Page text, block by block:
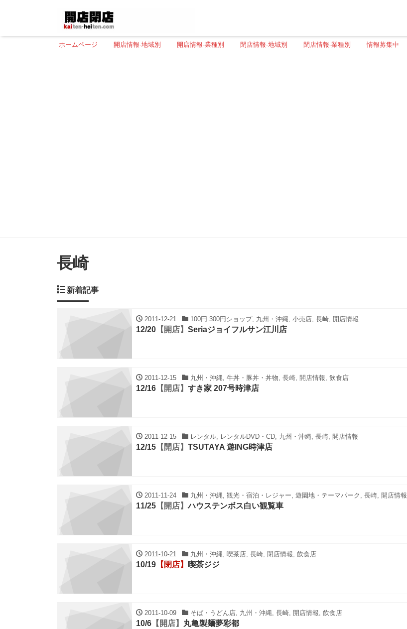
ホームページ 開店情報-地域別 開店情報-業種別 閉店情報-地域別 閉店情報-業種別 情報募集中
長崎
新着記事
2011-12-21 100円.300円ショップ, 九州・沖縄, 小売店, 長崎, 開店情報
12/20 【開店】 Seriaジョイフルサン江川店
2011-12-15 九州・沖縄, 牛丼・豚丼・丼物, 長崎, 開店情報, 飲食店
12/16 【開店】 すき家 207号時津店
2011-12-15 レンタル, レンタルDVD・CD, 九州・沖縄, 長崎, 開店情報
12/15 【開店】 TSUTAYA 遊ING時津店
2011-11-24 九州・沖縄, 観光・宿泊・レジャー, 遊園地・テーマパーク, 長崎, 開店情報
11/25 【開店】ハウステンボス白い観覧車
2011-10-21 九州・沖縄, 喫茶店, 長崎, 閉店情報, 飲食店
10/19 【閉店】 喫茶ジジ
2011-10-09 そば・うどん店, 九州・沖縄, 長崎, 開店情報, 飲食店
10/6 【開店】 丸亀製麺夢彩都